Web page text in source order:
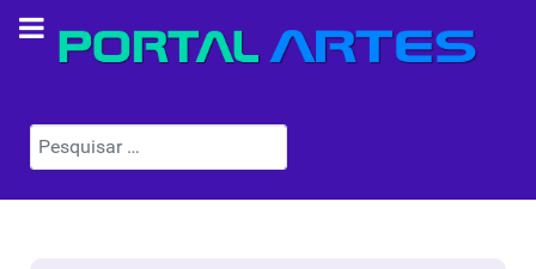
Pesquisar